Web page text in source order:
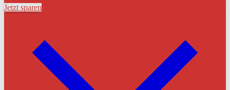
Jetzt sparen